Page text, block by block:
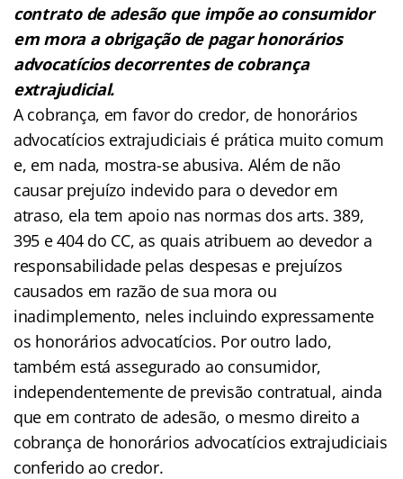
contrato de adesão que impõe ao consumidor
em mora a obrigação de pagar honorários
advocatícios decorrentes de cobrança
extrajudicial.
A cobrança, em favor do credor, de honorários
advocatícios extrajudiciais é prática muito comum
e, em nada, mostra-se abusiva. Além de não
causar prejuízo indevido para o devedor em
atraso, ela tem apoio nas normas dos arts. 389,
395 e 404 do CC, as quais atribuem ao devedor a
responsabilidade pelas despesas e prejuízos
causados em razão de sua mora ou
inadimplemento, neles incluindo expressamente
os honorários advocatícios. Por outro lado,
também está assegurado ao consumidor,
independentemente de previsão contratual, ainda
que em contrato de adesão, o mesmo direito a
cobrança de honorários advocatícios extrajudiciais
conferido ao credor.